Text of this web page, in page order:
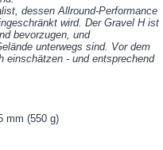
dessen Allround-Performance
wird. Der Gravel Hist
bevorzugen, und
unterwegs sind. Vor dem
einschätzen - und entsprechend
mm (550 g)